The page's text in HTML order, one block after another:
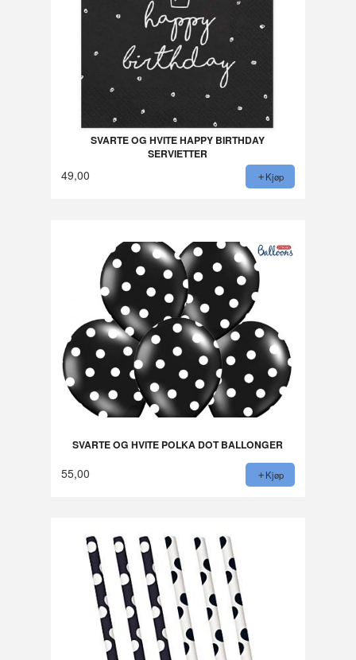
SVARTE OG HVITE HAPPY BIRTHDAY
SERVIETTER
49,00 Kjøp
SVARTE OG HVITE POLKA DOT BALLONGER
55,00 Kjøp